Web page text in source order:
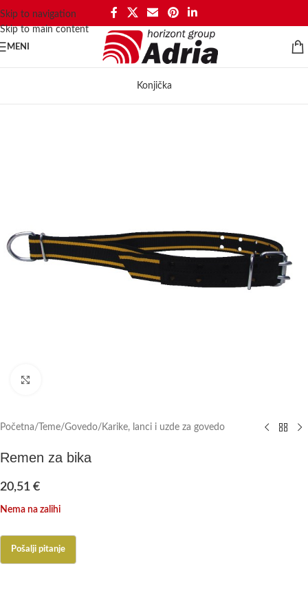
Skip to navigation
Skip to main content
MENI
Konjička
Početna/ Teme/Govedo/ Karike, lanci i uzde za govedo
Remen za bika
20,51 €
Nema na zalihi